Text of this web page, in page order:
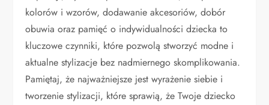
kolorów i wzorów, dodawanie akcesoriów, dobór
obuwia oraz pamięć o indywidualności dziecka to
kluczowe czynniki, które pozwolą stworzyć modne i
aktualne stylizacje bez nadmiernego skomplikowania.
Pamiętaj, że najważniejsze jest wyrażenie siebie i
tworzenie stylizacji, które sprawią, że Twoje dziecko